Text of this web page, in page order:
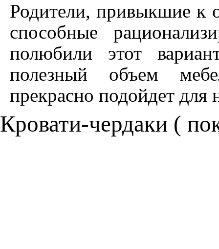
Родители, привыкшие к
способные
полюбили этот
полезный объем
прекрасно подойдет для
Кровати-чердаки (